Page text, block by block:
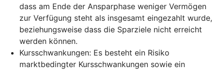
dass am Ende der Ansparphase weniger Vermögen
zur Verfügung steht als insgesamt eingezahlt wurde,
beziehungsweise dass die Sparziele nicht erreicht
werden können.
Kursschwankungen: Es besteht ein Risiko
marktbedingter Kursschwankungen sowie ein